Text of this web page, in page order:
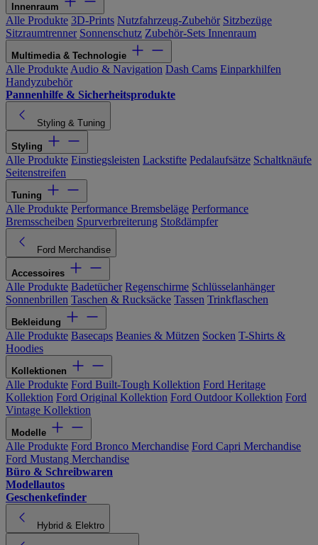
Innenraum
Alle Produkte 3D-Prints Nutzfahrzeug-Zubehör Sitzbezüge
Sitzraumtrenner Sonnenschutz Zubehör-Sets Innenraum
Multimedia & Technologie
Alle Produkte Audio & Navigation Dash Cams Einparkhilfen
Handyzubehör
Pannenhilfe & Sicherheitsprodukte
Styling & Tuning
Styling
Alle Produkte Einstiegsleisten Lackstifte Pedalaufsätze Schaltknäufe
Seitenstreifen
Tuning
Alle Produkte Performance Bremsbeläge Performance
Bremsscheiben Spurverbreiterung Stoßdämpfer
Ford Merchandise
Accessoires
Alle Produkte Badetücher Regenschirme Schlüsselanhänger
Sonnenbrillen Taschen & Rucksäcke Tassen Trinkflaschen
Bekleidung
Alle Produkte Basecaps Beanies & Mützen Socken T-Shirts &
Hoodies
Kollektionen
Alle Produkte Ford Built-Tough Kollektion Ford Heritage
Kollektion Ford Original Kollektion Ford Outdoor Kollektion Ford
Vintage Kollektion
Modelle
Alle Produkte Ford Bronco Merchandise Ford Capri Merchandise
Ford Mustang Merchandise
Büro & Schreibwaren
Modellautos
Geschenkefinder
Hybrid & Elektro